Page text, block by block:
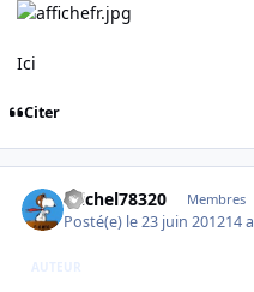
Ici
Citer
michel78320 Membres
Posté(e) le 23 juin 201214 a
AUTEUR